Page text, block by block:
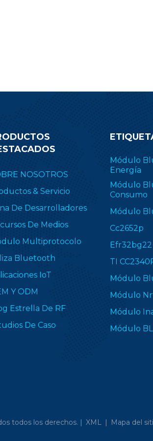
NOSOTROS
& Servicio
De Desarrolladores
De Medios
Multiprotocolo
Bluetooth
IoT
Y ODM
Estrella De RF
De Caso
Módulo
Energía
Módulo
Consumo
Módulo
Cc2652p
Efr32bg22
TI
Módulo
Módulo
Módulo
Módulo
todos los derechos. | XML | Mapa del